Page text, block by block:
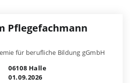
Pflegefachmann
für berufliche Bildung gGmbH
06108 Halle
01.09.2026